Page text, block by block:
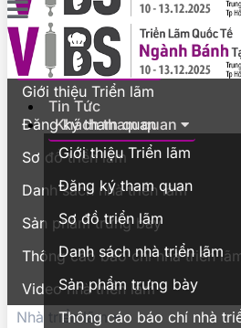
Tin Tức
Khách tham quan
Giới thiệu Triển lãm
Đăng ký tham quan
Sơ đồ triển lãm
Danh sách nhà triển lãm
Sản phẩm trưng bày
Thông cáo báo chí nhà
Tin Tức
Khách tham quan
Giới thiệu Triển lãm
Đăng ký tham quan
Sơ đồ triển lãm
Danh sách nhà triển lãm
Sản phẩm trưng bày
Thông cáo báo chí nhà triển
Video nhà triển lãm
Nhà triển lãm